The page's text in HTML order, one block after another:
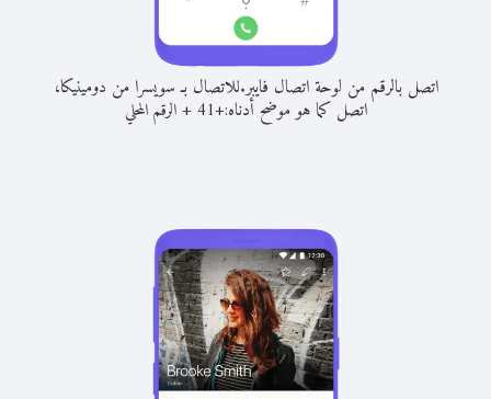
اتصل بالرقم من لوحة اتصال فايبر.للاتصال بـ سويسرا من دومينيكا،
اتصل كما هو موضح أدناه:+
41
+الرقم المحلي